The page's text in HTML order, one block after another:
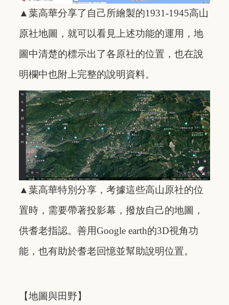
▲葉高華分享了自己所繪製的1931-1945高山
原社地圖，就可以看見上述功能的運用，地
圖中清楚的標示出了各原社的位置，也在說
明欄中也附上完整的說明資料。
▲葉高華特別分享，考據這些高山原社的位
置時，需要帶著投影幕，撥放自己的地圖，
供耆老指認。善用Google earth的3D視角功
能，也有助於耆老回憶並幫助說明位置。
【地圖與田野】